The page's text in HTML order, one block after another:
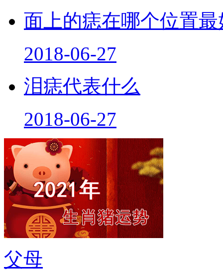
面上的痣在哪个位置最
2018-06-27
泪痣代表什么
2018-06-27
父母